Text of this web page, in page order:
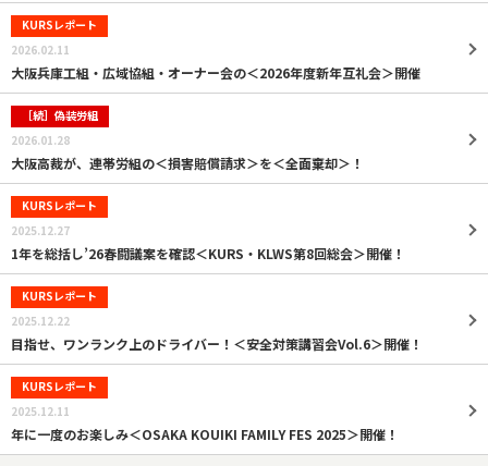
KURSレポート
2026.02.11
大阪兵庫工組・広域協組・オーナー会の＜2026年度新年互礼会＞開催
［続］偽装労組
2026.01.28
大阪高裁が、連帯労組の＜損害賠償請求＞を＜全面棄却＞！
KURSレポート
2025.12.27
1年を総括し’26春闘議案を確認＜KURS・KLWS第8回総会＞開催！
KURSレポート
2025.12.22
目指せ、ワンランク上のドライバー！＜安全対策講習会Vol.6＞開催！
KURSレポート
2025.12.11
年に一度のお楽しみ＜OSAKA KOUIKI FAMILY FES 2025＞開催！